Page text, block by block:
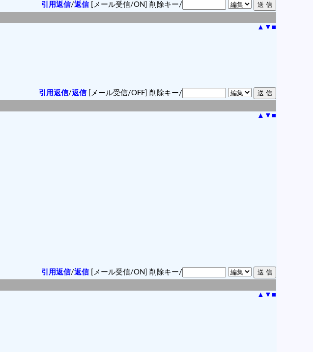
引用返信/返信[メール受信/ON] 削除キー/
▲ ▼ ■
引用返信/返信[メール受信/OFF] 削除キー/
▲ ▼ ■
引用返信/返信[メール受信/ON] 削除キー/
▲ ▼ ■